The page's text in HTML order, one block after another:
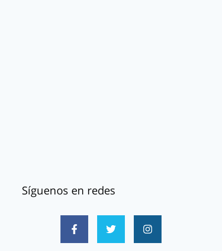
Síguenos en redes